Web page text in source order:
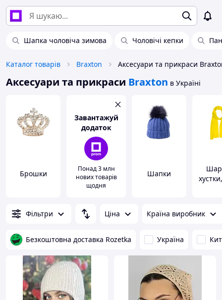
Шапка чоловіча зимова Чоловічі кепки
Каталог товарів Braxton Аксесуари та прикраси
Аксесуари та прикраси Braxton в Україні
Брошки
Завантажуй
додаток
Понад 3 млн
нових товарів
щодня
Шапки
Фільтри Ціна Країна виробник
Безкоштовна доставка Rozetka Україна